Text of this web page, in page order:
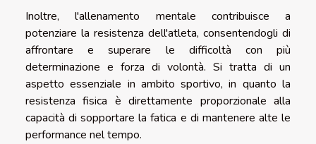
Inoltre, l'allenamento mentale contribuisce a
potenziare la resistenza dell'atleta, consentendogli di
affrontare e superare le difficoltà con più
determinazione e forza di volontà. Si tratta di un
aspetto essenziale in ambito sportivo, in quanto la
resistenza fisica è direttamente proporzionale alla
capacità di sopportare la fatica e di mantenere alte le
performance nel tempo.